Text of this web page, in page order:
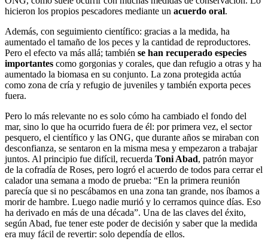
hicieron los propios pescadores mediante un acuerdo oral.
Además, con seguimiento científico: gracias a la medida, ha
aumentado el tamaño de los peces y la cantidad de reproductores.
Pero el efecto va más allá; también se han recuperado especies
importantes como gorgonias y corales, que dan refugio a otras y ha
aumentado la biomasa en su conjunto. La zona protegida actúa
como zona de cría y refugio de juveniles y también exporta peces
fuera.
Pero lo más relevante no es solo cómo ha cambiado el fondo del
mar, sino lo que ha ocurrido fuera de él: por primera vez, el sector
pesquero, el científico y las ONG, que durante años se miraban con
desconfianza, se sentaron en la misma mesa y empezaron a trabajar
juntos. Al principio fue difícil, recuerda Toni Abad, patrón mayor
de la cofradía de Roses, pero logró el acuerdo de todos para cerrar el
calador una semana a modo de prueba: “En la primera reunión
parecía que si no pescábamos en una zona tan grande, nos íbamos a
morir de hambre. Luego nadie murió y lo cerramos quince días. Eso
ha derivado en más de una década”. Una de las claves del éxito,
según Abad, fue tener este poder de decisión y saber que la medida
era muy fácil de revertir: solo dependía de ellos.